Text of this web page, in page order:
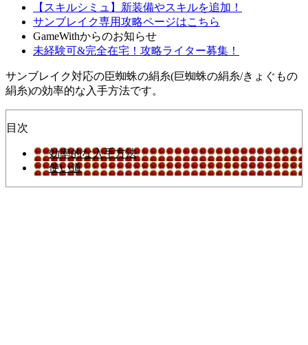
【スキルシミュ】新装備やスキルを追加！
サンブレイク専用攻略ページはこちら
GameWithからのお知らせ
未経験可&完全在宅！攻略ライター募集！
サンブレイク対応の臣蜘蛛の絹糸(巨蜘蛛の絹糸/きょぐもの
絹糸)の効率的な入手方法です。
目次
効率的な入手方法
使い道